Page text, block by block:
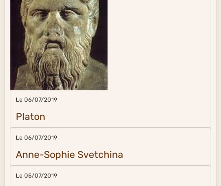
Le 06/07/2019
Platon
Le 06/07/2019
Anne-Sophie Svetchina
Le 05/07/2019